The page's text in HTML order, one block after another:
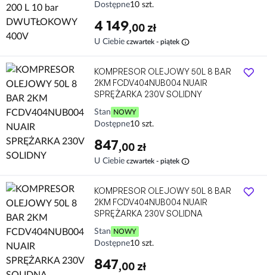
Dostępne10 szt.
4 149,00 zł
U Ciebie czwartek - piątek info
KOMPRESOR OLEJOWY 50L 8 BAR
2KM FCDV404NUB004 NUAIR
SPRĘŻARKA 230V SOLIDNY
Stan NOWY
Dostępne10 szt.
847,00 zł
U Ciebie czwartek - piątek info
KOMPRESOR OLEJOWY 50L 8 BAR
2KM FCDV404NUB004 NUAIR
SPRĘŻARKA 230V SOLIDNA
Stan NOWY
Dostępne10 szt.
847,00 zł